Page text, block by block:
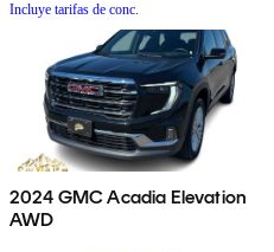
Incluye tarifas de conc.
2024 GMC Acadia Elevation
AWD